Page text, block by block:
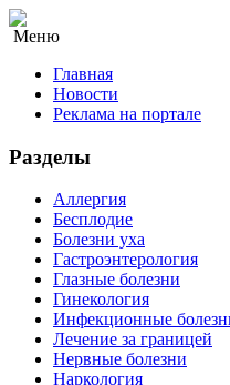
Меню
Главная
Новости
Реклама на портале
Разделы
Аллергия
Бесплодие
Болезни уха
Гастроэнтерология
Глазные болезни
Гинекология
Инфекционные
Лечение за границей
Нервные болезни
Наркология